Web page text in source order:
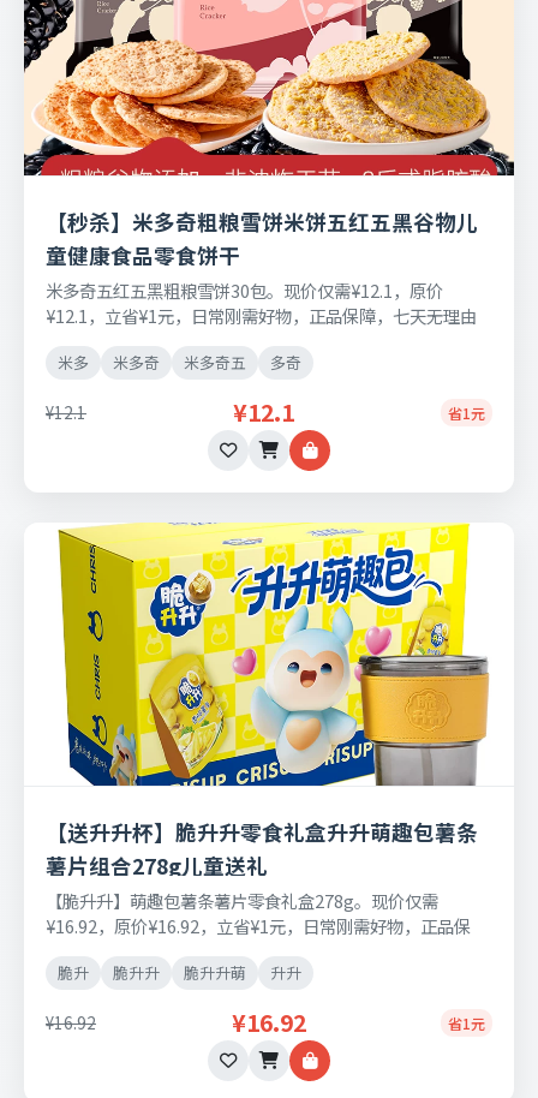
【秒杀】米多奇粗粮雪饼米饼五红五黑谷物儿
童健康食品零食饼干
米多奇五红五黑粗粮雪饼30包。现价仅需¥12.1，原价
¥12.1，立省¥1元，日常刚需好物，正品保障，七天无理由
米多 米多奇 米多奇五 多奇
¥12.1 ¥12.1 省1元
【送升升杯】脆升升零食礼盒升升萌趣包薯条
薯片组合278g儿童送礼
【脆升升】萌趣包薯条薯片零食礼盒278g。现价仅需
¥16.92，原价¥16.92，立省¥1元，日常刚需好物，正品保
脆升 脆升升 脆升升萌 升升
¥16.92 ¥16.92 省1元